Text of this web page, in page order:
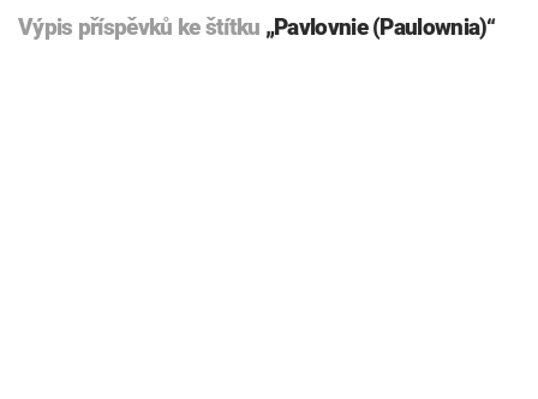
Výpis příspěvků ke štítku „Pavlovnie (Paulownia)“